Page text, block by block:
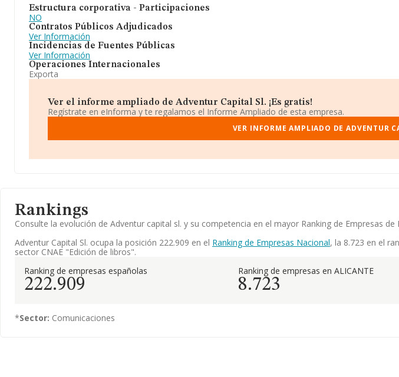
Estructura corporativa - Participaciones
NO
Contratos Públicos Adjudicados
Ver Información
Incidencias de Fuentes Públicas
Ver Información
Operaciones Internacionales
Exporta
Ver el informe ampliado de Adventur Capital Sl. ¡Es gratis!
Regístrate en eInforma y te regalamos el Informe Ampliado de esta empresa.
VER INFORME AMPLIADO DE ADVENTUR
Rankings
Consulte la evolución de Adventur capital sl. y su competencia en el mayor Ranking de Empresas de
Adventur Capital Sl. ocupa la posición 222.909 en el Ranking de Empresas Nacional, la 8.723 en el
sector CNAE "Edición de libros".
Ranking de empresas españolas
222.909
Ranking de empresas en ALICANTE
8.723
*Sector: Comunicaciones